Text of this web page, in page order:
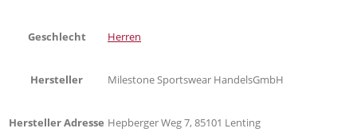
Geschlecht Herren
Hersteller Milestone Sportswear HandelsGmbH
Hersteller Adresse Hepberger Weg 7, 85101 Lenting